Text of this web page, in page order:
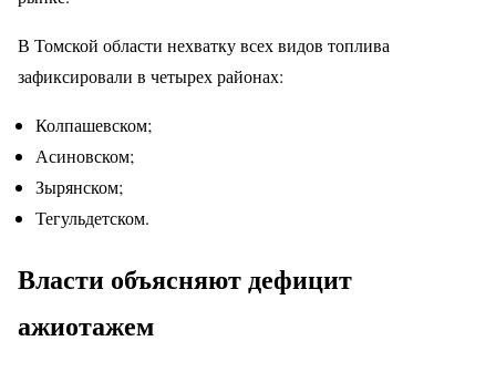
В Томской области нехватку всех видов топлива
зафиксировали в четырех районах:
Колпашевском;
Асиновском;
Зырянском;
Тегульдетском.
Власти объясняют дефицит
ажиотажем